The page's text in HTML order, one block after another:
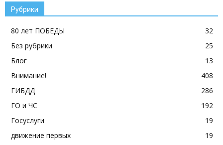
Рубрики
80 лет ПОБЕДЫ
32
Без рубрики
25
Блог
13
Внимание!
408
ГИБДД
286
ГО и ЧС
192
Госуслуги
19
движение первых
19